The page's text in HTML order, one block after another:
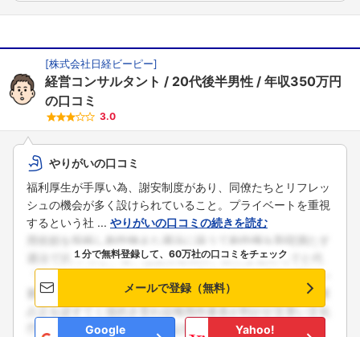
[株式会社日経ビーピー]
経営コンサルタント 20代後半男性
年収350万円
の口コミ
3.0
やりがいの口コミ
福利厚生が手厚い為、謝安制度があり、同僚たちとリフレッ
シュの機会が多く設けられていること。プライベートを重視
するという社 ... やりがいの口コミの続きを読む
１分で無料登録して、60万社の口コミをチェック
メールで登録（無料）
Google
Yahoo!